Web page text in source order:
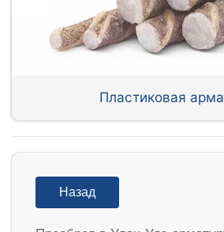
Пластиковая
Назад